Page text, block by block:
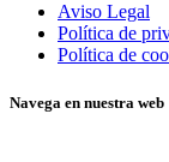
Aviso Legal
Política de
Política de
Navega en nuestra web